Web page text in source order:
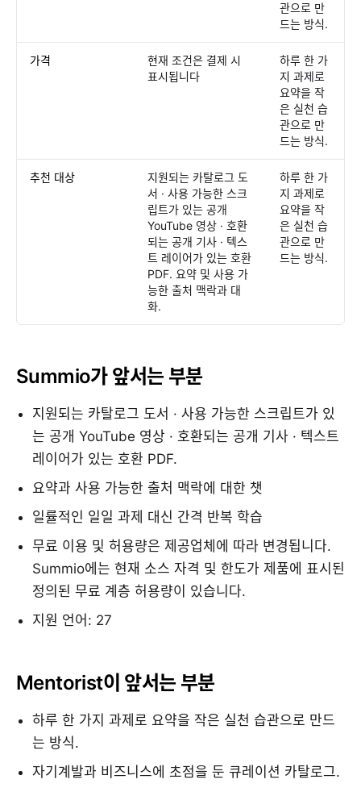
관으로 만
드는 방식.
가격
현재 조건은 결제 시
표시됩니다
하루 한 가
지 과제로
요약을 작
은 실천 습
관으로 만
드는 방식.
추천 대상
지원되는 카탈로그 도
서 · 사용 가능한 스크
립트가 있는 공개
YouTube 영상 · 호환
되는 공개 기사 · 텍스
트 레이어가 있는 호환
PDF. 요약 및 사용 가
능한 출처 맥락과 대
화.
하루 한 가
지 과제로
요약을 작
은 실천 습
관으로 만
드는 방식.
Summio가 앞서는 부분
지원되는 카탈로그 도서 · 사용 가능한 스크립트가 있
는 공개 YouTube 영상 · 호환되는 공개 기사 · 텍스트
레이어가 있는 호환 PDF.
요약과 사용 가능한 출처 맥락에 대한 챗
일률적인 일일 과제 대신 간격 반복 학습
무료 이용 및 허용량은 제공업체에 따라 변경됩니다.
Summio에는 현재 소스 자격 및 한도가 제품에 표시된
정의된 무료 계층 허용량이 있습니다.
지원 언어: 27
Mentorist이 앞서는 부분
하루 한 가지 과제로 요약을 작은 실천 습관으로 만드
는 방식.
자기계발과 비즈니스에 초점을 둔 큐레이션 카탈로그.